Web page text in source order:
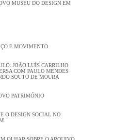
MUSEU DO DESIGN EM
E MOVIMENTO
JOÃO LUÍS CARRILHO
COM PAULO MENDES
SOUTO DE MOURA
PATRIMÓNIO
O DESIGN SOCIAL NO